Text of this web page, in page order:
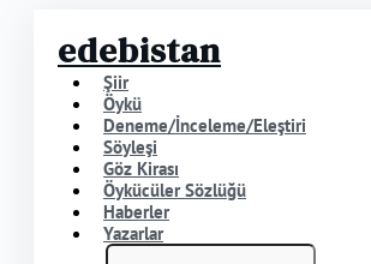
edebistan
Şiir
Öykü
Deneme/İnceleme/Eleştiri
Söyleşi
Göz Kirası
Öykücüler Sözlüğü
Haberler
Yazarlar